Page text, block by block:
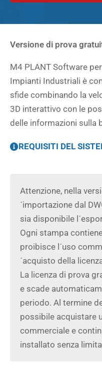
Versione di prova
M4 PLANT Software
Impianti Industriali è
sfide combinando la
3D interattivo con le
delle informazioni sulla
REQUISITI DEL
Attenzione, nella
´importazione dal
sia disponibile
Ogni stampa
proibisce l´uso
´acquisto della
La licenza di prova
e scade
periodo. Al termine
possibile acquistare
commerciale e
installato senza